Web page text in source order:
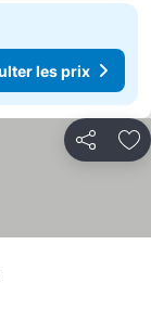
les prix
Partager